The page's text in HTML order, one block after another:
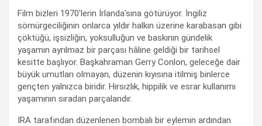
Film bizleri 1970'lerin İrlanda'sına götürüyor. İngiliz
sömürgeciliğinin onlarca yıldır halkın üzerine karabasan gibi
çöktüğü, işsizliğin, yoksulluğun ve baskının gündelik
yaşamın ayrılmaz bir parçası hâline geldiği bir tarihsel
kesitte başlıyor. Başkahraman Gerry Conlon, geleceğe dair
büyük umutları olmayan, düzenin kıyısına itilmiş binlerce
gençten yalnızca biridir. Hırsızlık, hippilik ve esrar kullanımı
yaşamının sıradan parçalarıdır.
IRA tarafından düzenlenen bombalı bir eylemin ardından